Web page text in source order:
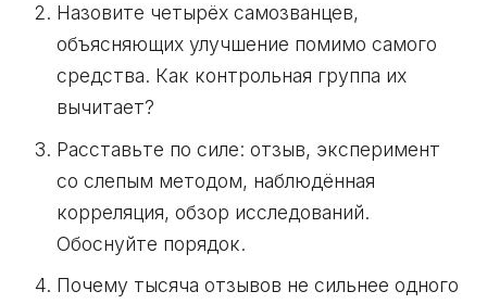
Назовите четырёх самозванцев,
объясняющих улучшение помимо самого
средства. Как контрольная группа их
вычитает?
Расставьте по силе: отзыв, эксперимент
со слепым методом, наблюдённая
корреляция, обзор исследований.
Обоснуйте порядок.
Почему тысяча отзывов не сильнее одного